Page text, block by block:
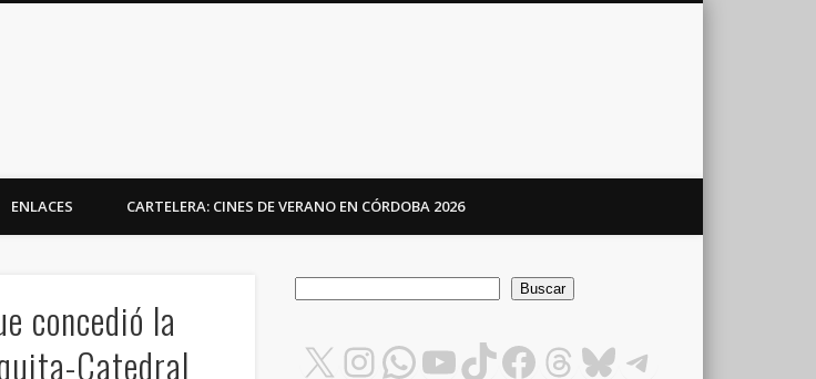
ENLACES CARTELERA: CINES DE VERANO EN CÓRDOBA 2026
concedió la
Catedral
Buscar
X Instagram
WhatsApp
YouTube
TikTok
Facebook
Threads
Bluesky
Telegram